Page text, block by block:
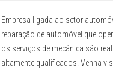
Empresa ligada ao setor
reparação de automóvel que
os serviços de mecânica são
altamente qualificados. Venha